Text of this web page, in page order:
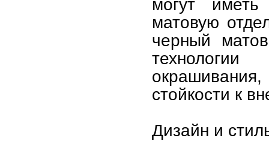
могут иметь
матовую
черный
окрашивания,
стойкости к
Дизайн и